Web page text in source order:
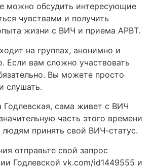
можно обсудить интересующие
чувствами и получить
жизни с ВИЧ и приема АРВТ.
на группах, анонимно и
Если вам сложно участвовать
Вы можете просто
слушать.
сама живет с ВИЧ
часть этого времени
людям принять свой ВИЧ-статус.
отправьте свой запрос
Годлевской vk.com/id1449555 и